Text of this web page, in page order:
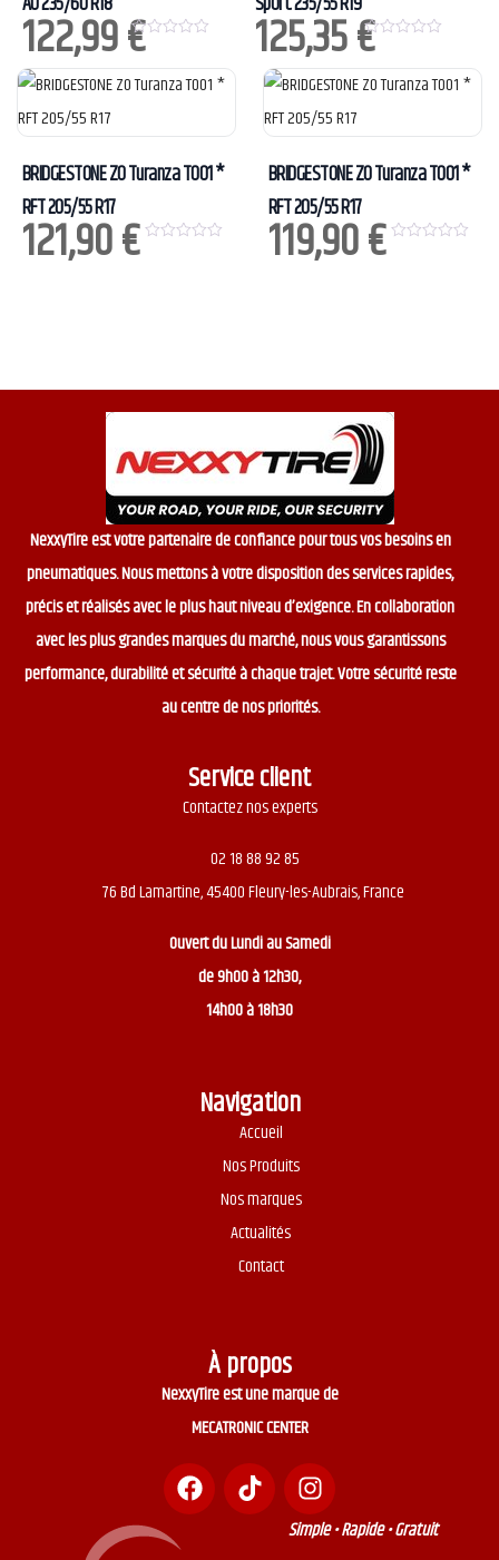
122,99€
0
u
125,35€
0
u
t
BRIDGESTONE ZO Turanza T001 *
RFT 205/55 R17
121,90€
BRIDGESTONE ZO Turanza T001 *
RFT 205/55 R17
119,90€
NexxyTire est votre partenaire de confiance pour tous vos besoins en
pneumatiques. Nous mettons à votre disposition des services rapides,
précis et réalisés avec le plus haut niveau d’exigence. En collaboration
avec les plus grandes marques du marché, nous vous garantissons
performance, durabilité et sécurité à chaque trajet. Votre sécurité reste
au centre de nos priorités.
Service client
Contactez nos experts
02 18 88 92 85
76 Bd Lamartine, 45400 Fleury-les-Aubrais, France
Ouvert duLundi au Samedi
de 9h00 à 12h30,
14h00 à 18h30
Navigation
Accueil
Nos Produits
Nos marques
Actualités
Contact
À propos
NexxyTire est une marque de
MECATRONIC CENTER
Simple • Rapide • Gratuit